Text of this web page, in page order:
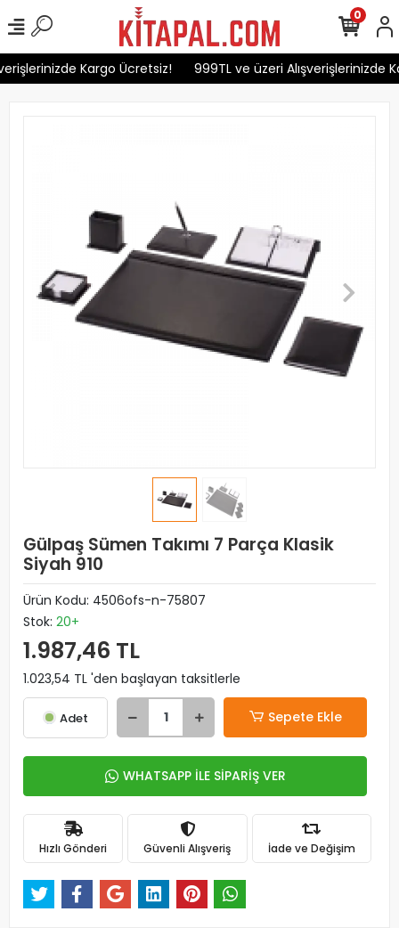
Kargo Ücretsiz! 999TL ve üzeri Alışverişlerinizde
0
Gülpaş Sümen Takımı 7 Parça Klasik
Siyah 910
Ürün Kodu: 4506ofs-n-75807
Stok: 20+
1.987,46 TL
1.023,54 TL 'den başlayan taksitlerle
Adet Sepete Ekle
WHATSAPP İLE SİPARİŞ VER
Hızlı Gönderi Güvenli Alışveriş İade ve Değişim